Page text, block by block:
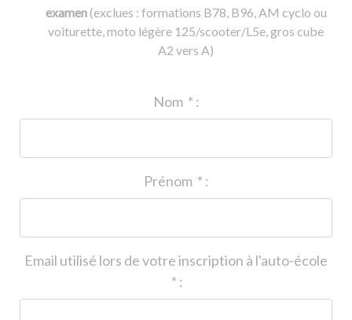
examen(exclues : formations B78, B96, AM cyclo ou
voiturette, moto légère 125/scooter/L5e, gros cube
A2 vers A)
* :
* :
Email utilisé lors de votre inscription à l'auto-école
* :